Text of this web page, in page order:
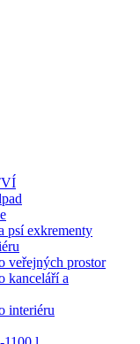
psí exkrementy
veřejných prostor
kanceláří a
interiéru